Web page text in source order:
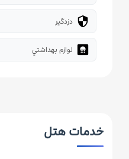
security دزدگیر
bathroom لوازم بهداشتي
خدمات هتل